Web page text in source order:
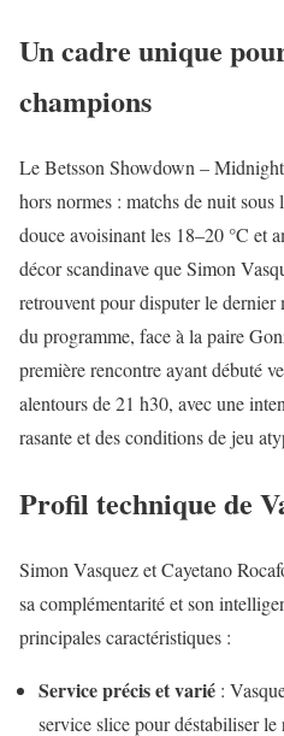
Un cadre unique
champions
Le Betsson Showdown –
hors normes : matchs de nuit
douce avoisinant les 18–20 °C et
décor scandinave que Simon
retrouvent pour disputer le dernier
du programme, face à la paire
première rencontre ayant débuté
alentours de 21 h30, avec une
rasante et des conditions de jeu
Profil technique de
Simon Vasquez et Cayetano
sa complémentarité et son
principales caractéristiques :
Service précis et varié :
service slice pour déstabiliser le